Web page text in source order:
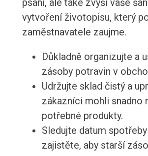
psaní, ale také zvýší vaše
vytvoření životopisu, který
zaměstnavatele zaujme.
Důkladně organizujte a
zásoby potravin v
Udržujte sklad čistý a
zákazníci mohli snadno
potřebné produkty.
Sledujte datum
zajistěte, aby starší